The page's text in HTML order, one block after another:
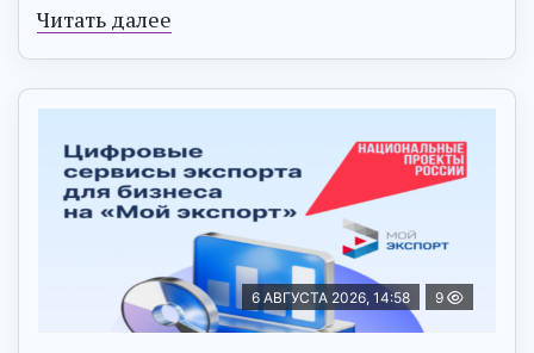
Читать далее
6 АВГУСТА 2026, 14:58 9